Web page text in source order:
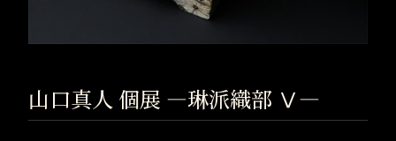
山口真人 個展 ―琳派織部 Ⅴ―